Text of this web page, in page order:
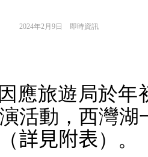
2024年2月9日 即時資訊
應旅遊局於
活動，西灣湖
詳見附表）。